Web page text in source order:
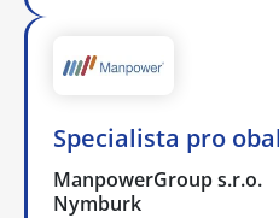
Specialista pro
ManpowerGroup s.r.o.
Nymburk